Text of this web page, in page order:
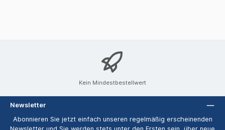
Kein Mindestbestellwert
Newsletter
Abonnieren Sie jetzt einfach unseren regelmäßig erscheinenden